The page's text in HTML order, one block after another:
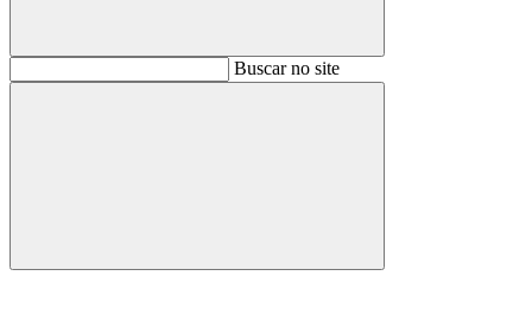
BuscarBuscar no site
Buscar